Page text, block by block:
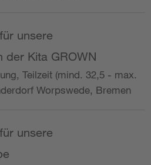
unsere
der Kita GROWN
Teilzeit (mind. 32,5 - max.
Worpswede, Bremen
unsere